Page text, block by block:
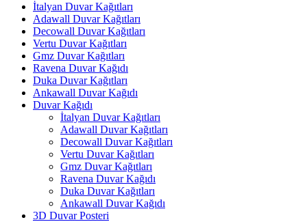
İtalyan Duvar Kağıtları
Adawall Duvar Kağıtları
Decowall Duvar Kağıtları
Vertu Duvar Kağıtları
Gmz Duvar Kağıtları
Ravena Duvar Kağıdı
Duka Duvar Kağıtları
Ankawall Duvar Kağıdı
Duvar Kağıdı
İtalyan Duvar Kağıtları
Adawall Duvar Kağıtları
Decowall Duvar Kağıtları
Vertu Duvar Kağıtları
Gmz Duvar Kağıtları
Ravena Duvar Kağıdı
Duka Duvar Kağıtları
Ankawall Duvar Kağıdı
3D Duvar Posteri